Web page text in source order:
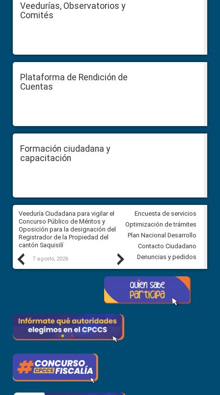
Veedurías, Observatorios y
Comités
Plataforma de Rendición de
Cuentas
Formación ciudadana y
capacitación
Previous
Veeduría Ciudadana para vigilar el
Concurso Público de Méritos y
Oposición para la designación del
Registrador de la Propiedad del
cantón Saquisilí
7 agosto, 2026
Veeduría Ciudadana para
construcción del asfaltado de
Ballenita del cantón Santa
7 agosto, 2026
Next
Encuesta de servicios
Optimización de trámites
Plan Nacional Desarrollo
Contacto Ciudadano
Denuncias y pedidos